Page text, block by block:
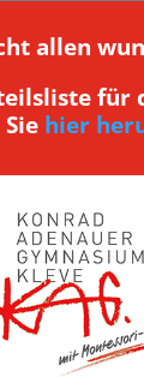
allen
für
hier